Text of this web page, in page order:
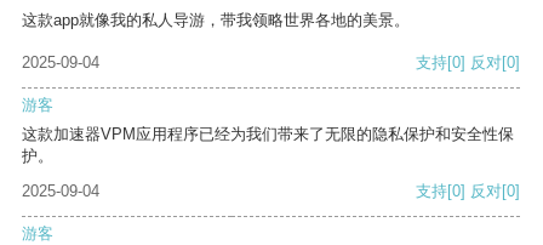
这款app就像我的私人导游，带我领略世界各地的美景。
2025-09-04 支持[0] 反对[0]
游客
这款加速器VPM应用程序已经为我们带来了无限的隐私保护和安全性保
护。
2025-09-04
支持[0] 反对[0]
游客